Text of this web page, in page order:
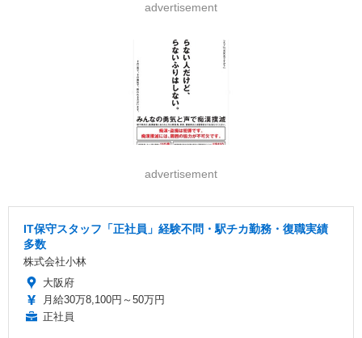
advertisement
advertisement
IT保守スタッフ「正社員」経験不問・駅チカ勤務・復職実績
多数
株式会社小林
大阪府
月給30万8,100円～50万円
正社員